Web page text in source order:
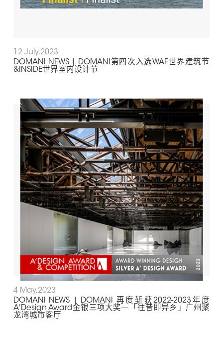
12 July,2023
DOMANI NEWS | DOMANI第四次入选WAF世界建筑节
&INSIDE世界室内设计节
4 May,2023
DOMANI NEWS | DOMANI 再度斩获2022-2023年度
A'Design Award金银三项大奖—「往昔即异乡」广州聚
龙湾城市客厅